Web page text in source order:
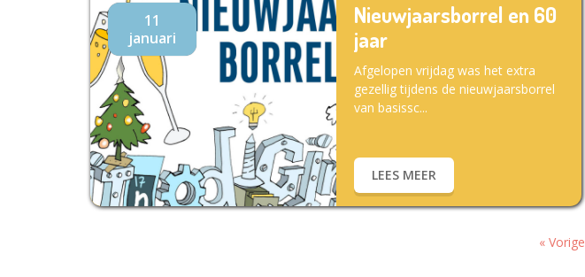
11
januari
Nieuwjaarsborrel en 60
jaar
Afgelopen vrijdag was het extra
gezellig tijdens de nieuwjaarsborrel
van basissc...
LEES MEER
« Vorige